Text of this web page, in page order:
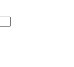
Escape